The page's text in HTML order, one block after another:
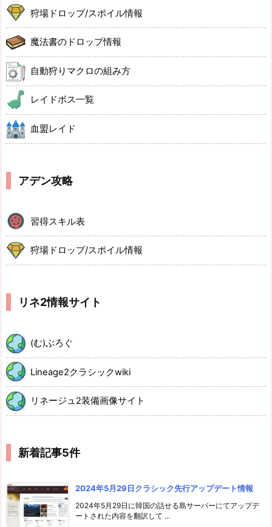
狩場ドロップ/スポイル情報
魔法書のドロップ情報
自動狩りマクロの組み方
レイドボス一覧
血盟レイド
アデン攻略
習得スキル表
狩場ドロップ/スポイル情報
リネ2情報サイト
(む)ぶろぐ
Lineage2クラシックwiki
リネージュ2装備画像サイト
新着記事5件
2024年5月29日クラシック先行アップデート情報
2024年5月29日に韓国の話せる島サーバーにてアップデ
ートされた内容を翻訳して ...